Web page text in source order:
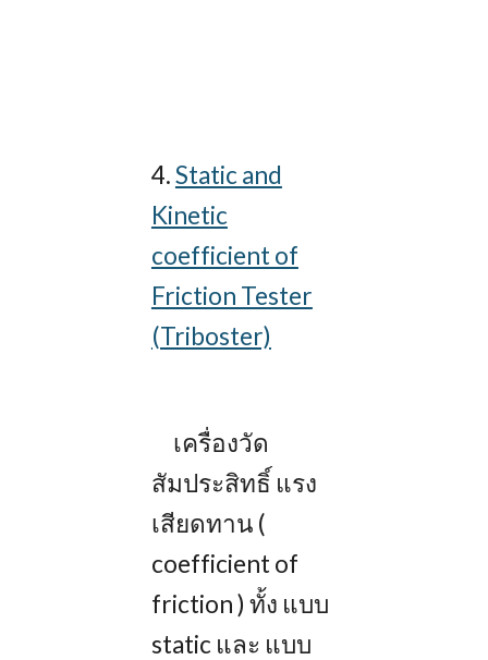
4.Static and
Kinetic
coefficient of
Friction Tester
(Triboster)
เครื่องวัด
สัมประสิทธิ์ แรง
เสียดทาน (
coefficient of
friction ) ทั้ง แบบ
static และ แบบ